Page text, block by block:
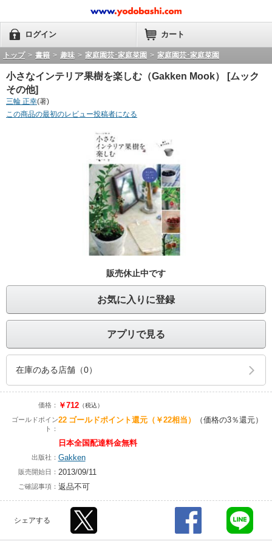
ログイン カート
トップ > 書籍 > 趣味 > 家庭園芸･家庭菜園 > 家庭園芸･家庭菜園
小さなインテリア果樹を楽しむ（Gakken Mook） [ムック
その他]
三輪 正幸(著)
この商品の最初のレビュー投稿者になる
販売休止中です
お気に入りに登録
アプリで見る
在庫のある店舗（0）
価格： ￥712（税込）
ゴールドポイン
ト：
22 ゴールドポイント還元（￥22相当） （価格の3％還元）
日本全国配達料金無料
出版社： Gakken
販売開始日： 2013/09/11
ご確認事項： 返品不可
シェアする